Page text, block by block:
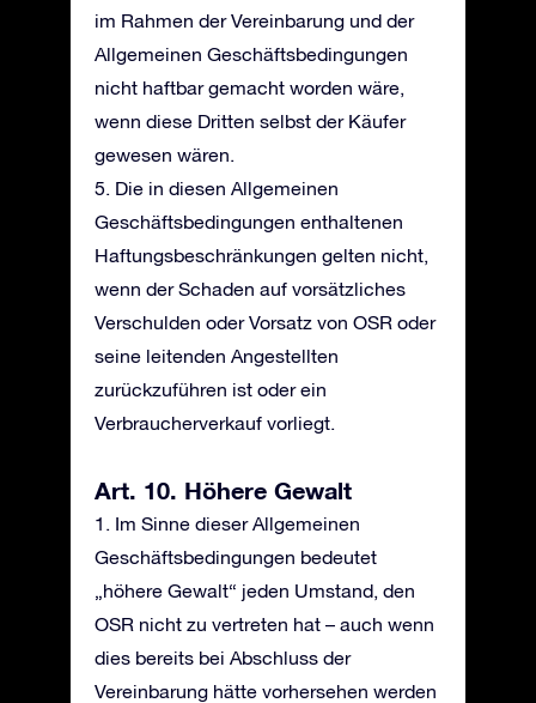
im Rahmen der Vereinbarung und der
Allgemeinen Geschäftsbedingungen
nicht haftbar gemacht worden wäre,
wenn diese Dritten selbst der Käufer
gewesen wären.
5. Die in diesen Allgemeinen
Geschäftsbedingungen enthaltenen
Haftungsbeschränkungen gelten nicht,
wenn der Schaden auf vorsätzliches
Verschulden oder Vorsatz von OSR oder
seine leitenden Angestellten
zurückzuführen ist oder ein
Verbraucherverkauf vorliegt.
Art. 10. Höhere Gewalt
1. Im Sinne dieser Allgemeinen
Geschäftsbedingungen bedeutet
„höhere Gewalt“ jeden Umstand, den
OSR nicht zu vertreten hat – auch wenn
dies bereits bei Abschluss der
Vereinbarung hätte vorhersehen werden